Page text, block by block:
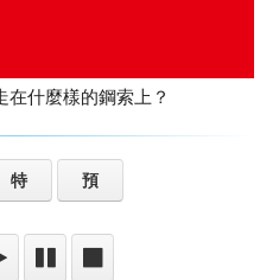
張庭走在什麼樣的鋼索上？
特 預